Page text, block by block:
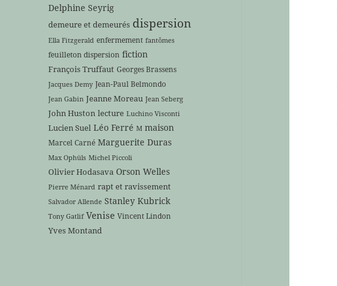
Delphine Seyrig
demeure et demeurés dispersion
Ella Fitzgerald enfermement fantômes
feuilleton dispersion fiction
François Truffaut Georges Brassens
Jacques Demy Jean-Paul Belmondo
Jean Gabin Jeanne Moreau Jean Seberg
John Huston lecture Luchino Visconti
Lucien Suel Léo Ferré M maison
Marcel Carné Marguerite Duras
Max Ophüls Michel Piccoli
Olivier Hodasava Orson Welles
Pierre Ménard rapt et ravissement
Salvador Allende Stanley Kubrick
Tony Gatlif Venise Vincent Lindon
Yves Montand